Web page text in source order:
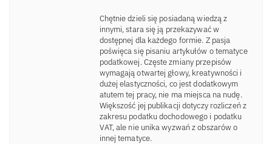
Chętnie dzieli się posiadaną wiedzą z
innymi, stara się ją przekazywać w
dostępnej dla każdego formie. Z pasja
poświęca się pisaniu artykułów o tematyce
podatkowej. Częste zmiany przepisów
wymagają otwartej głowy, kreatywności i
dużej elastyczności, co jest dodatkowym
atutem tej pracy, nie ma miejsca na nudę.
Większość jej publikacji dotyczy rozliczeń z
zakresu podatku dochodowego i podatku
VAT, ale nie unika wyzwań z obszarów o
innej tematyce.